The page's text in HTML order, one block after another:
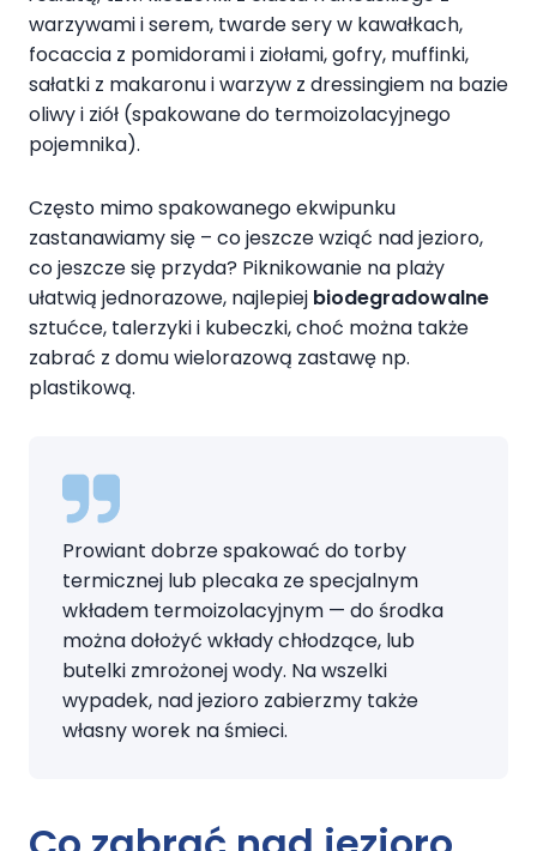
warzywami i serem, twarde sery w kawałkach,
focaccia z pomidorami i ziołami, gofry, muffinki,
sałatki z makaronu i warzyw z dressingiem na bazie
oliwy i ziół (spakowane do termoizolacyjnego
pojemnika).
Często mimo spakowanego ekwipunku
zastanawiamy się – co jeszcze wziąć nad jezioro,
co jeszcze się przyda? Piknikowanie na plaży
ułatwią jednorazowe, najlepiej biodegradowalne
sztućce, talerzyki i kubeczki, choć można także
zabrać z domu wielorazową zastawę np.
plastikową.
Prowiant dobrze spakować do torby
termicznej lub plecaka ze specjalnym
wkładem termoizolacyjnym — do środka
można dołożyć wkłady chłodzące, lub
butelki zmrożonej wody. Na wszelki
wypadek, nad jezioro zabierzmy także
własny worek na śmieci.